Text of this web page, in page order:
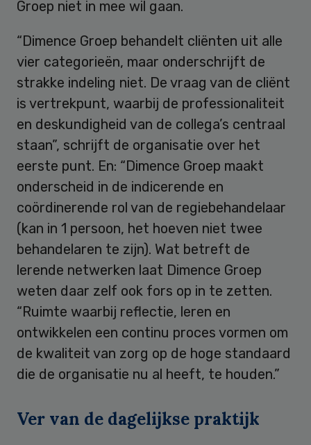
Groep niet in mee wil gaan.
“Dimence Groep behandelt cliënten uit alle
vier categorieën, maar onderschrijft de
strakke indeling niet. De vraag van de cliënt
is vertrekpunt, waarbij de professionaliteit
en deskundigheid van de collega’s centraal
staan”, schrijft de organisatie over het
eerste punt. En: “Dimence Groep maakt
onderscheid in de indicerende en
coördinerende rol van de regiebehandelaar
(kan in 1 persoon, het hoeven niet twee
behandelaren te zijn). Wat betreft de
lerende netwerken laat Dimence Groep
weten daar zelf ook fors op in te zetten.
“Ruimte waarbij reflectie, leren en
ontwikkelen een continu proces vormen om
de kwaliteit van zorg op de hoge standaard
die de organisatie nu al heeft, te houden.”
Ver van de dagelijkse praktijk